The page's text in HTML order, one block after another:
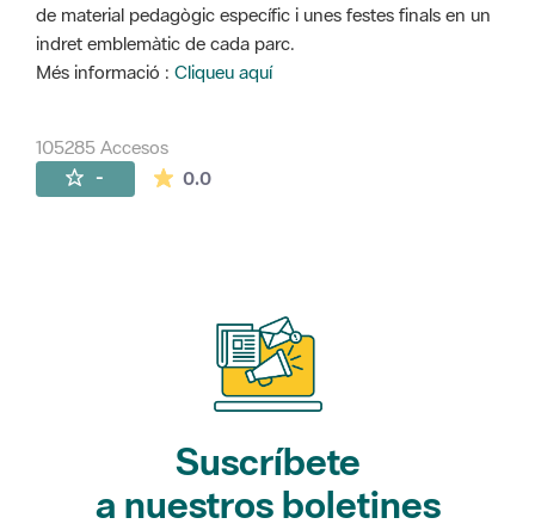
de material pedagògic específic i unes festes finals en un
indret emblemàtic de cada parc.
Més informació : Cliqueu aquí
105285 Accesos
- 0.0La valoración media es de 0 estrellas de
Suscríbete
a nuestros boletines